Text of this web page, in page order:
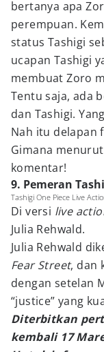
bertanya apa
perempuan.
status Tashigi
ucapan Tashigi
membuat Zoro
Tentu saja, ada
dan Tashigi.
Nah itu delapan
Gimana
komentar!
9. Pemeran
Tashigi One Piece Live
Di versi live
Julia Rehwald.
Julia Rehwald
Fear Street, dan
dengan setelan
“justice” yang
Diterbitkan
kembali 17